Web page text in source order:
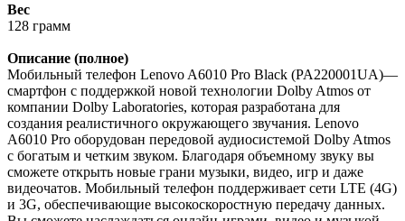
Вес
128 грамм
Описание (полное)
Мобильный телефон Lenovo A6010 Pro Black (PA220001UA)—
смартфон с поддержкой новой технологии Dolby Atmos от
компании Dolby Laboratories, которая разработана для
создания реалистичного окружающего звучания. Lenovo
A6010 Pro оборудован передовой аудиосистемой Dolby Atmos
с богатым и четким звуком. Благодаря объемному звуку вы
сможете открыть новые грани музыки, видео, игр и даже
видеочатов. Мобильный телефон поддерживает сети LTE (4G)
и 3G, обеспечивающие высокоскоростную передачу данных.